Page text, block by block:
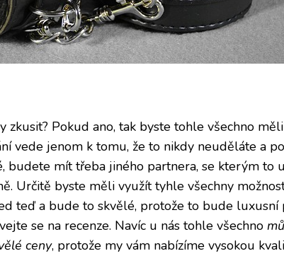
zkusit? Pokud ano, tak byste tohle všechno
vede jenom k tomu, že to nikdy neuděláte a
budete mít třeba jiného partnera, se kterým to
Určitě byste měli využít tyhle všechny
teď a bude to skvělé, protože to bude luxusní
se na recenze. Navíc u nás tohle všechno
ceny, protože my vám nabízíme vysokou